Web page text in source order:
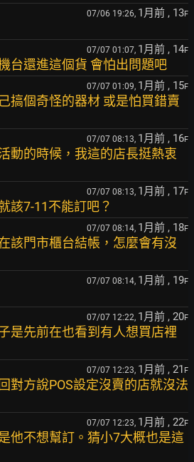
07/06 19:26, 1月前 , 13F
07/07 01:07, 1月前 , 14F
台還進這個貨 會怕出問題吧
07/07 01:09, 1月前 , 15F
搞個奇怪的器材 或是怕買錯賣
07/07 08:13, 1月前 , 16F
動的時候，我這的店長挺熱衷
07/07 08:13, 1月前 , 17F
該7-11不能訂吧？
07/07 08:14, 1月前 , 18F
該門市櫃台結帳，怎麼會有沒
07/07 08:14, 1月前 , 19F
07/07 12:22, 1月前 , 20F
是先前在也看到有人想買店裡
07/07 12:23, 1月前 , 21 F
對方說POS設定沒賣的店就沒法
07/07 12:23, 1月前 , 22F
他不想幫訂。猜小7大概也是這